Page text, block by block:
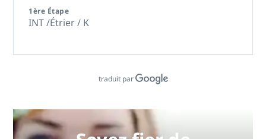
1ère Étape
INT /Étrier / K
traduit par